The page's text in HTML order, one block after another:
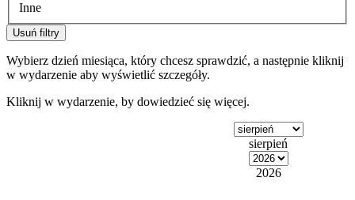
Inne
Usuń filtry
Wybierz dzień miesiąca, który chcesz sprawdzić, a następnie kliknij
w wydarzenie aby wyświetlić szczegóły.
Kliknij w wydarzenie, by dowiedzieć się więcej.
sierpień
2026